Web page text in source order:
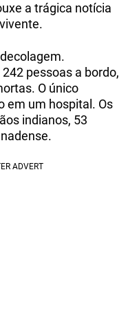
a trágica notícia
pessoas a bordo,
O único
em um hospital. Os
indianos, 53